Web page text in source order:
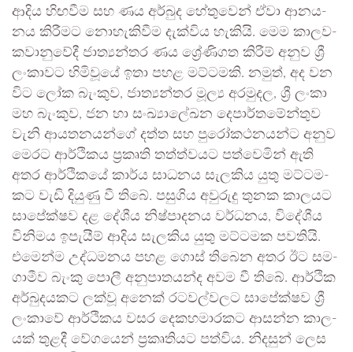
ආදිය හිඟ­වීම සහ ණය අර්බුද හේතු­වෙන් ඒවා ආන­ය­
නය කිරී­මට නොහැ­කි­වීම දැක්විය හැකියි. මෙම කාල­ව­
ක­වා­නු­වේදී ජාත්‍ය­න්තර ණය ශ්‍රේණි­ගත කිරීම් අනුව ශ්‍රී
ලංකා­වට හිමි­වූයේ ඉතා පහළ මට්ට­මකි. නමුත්, අද වන
විට ලෝක බැංකුව, ජාත්‍ය­න්තර මූල්‍ය අර­මු­දල, ශ්‍රී ලංකා
මහ බැංකුව, ජන හා සංඛ්‍යා­ලේ­ඛන දෙපා­ර්ත­මේ­න්තුව
වැනි ආය­ත­න­යන්ගේ දත්ත සහ පුරෝ­ක­ථ­න­යන්ට අනුව
මෙරට ආර්ථි­කය ප්‍රකෘති තත්ත්ව­යට පත්වෙ­මින් ඇති
අතර ආර්ථි­කයේ කාර්ය සාධ­නය සැල­කිය යුතු මට්ට­ම­
කට වැඩි දියුණු වී තිබේ. පසු­ගිය අවු­රුදු තුනක කාල­යට
සාපේ­ක්ෂව දළ දේශීය නිෂ්පා­ද­නය වර්ධ­නය, විදේ­ශීය
විනි­මය ඉපැ­යීම් ආදිය සැල­කිය යුතු මට්ට­මක පව­තියි.
එමෙන්ම උද්ධ­ම­නය පහළ ගොස් තිබෙන අතර ඊට සම­
ගා­මීව බැංකු පොලී අනු­පා­ත­යන්ද අවම වී තිබේ. ආර්ථික
අර්බු­ද­ය­කට ලක්වූ අනෙක් රට­ව­ල්ව­ලට සාපේ­ක්ෂව ශ්‍රී
ලංකාවේ ආර්ථි­කය වසර දෙක­හ­මා­ර­කට ආසන්න කාල­
යක් තුළදී වේග­යෙන් ප්‍රකෘ­ති­යට පත්විය. නිද­සුන් ලෙස